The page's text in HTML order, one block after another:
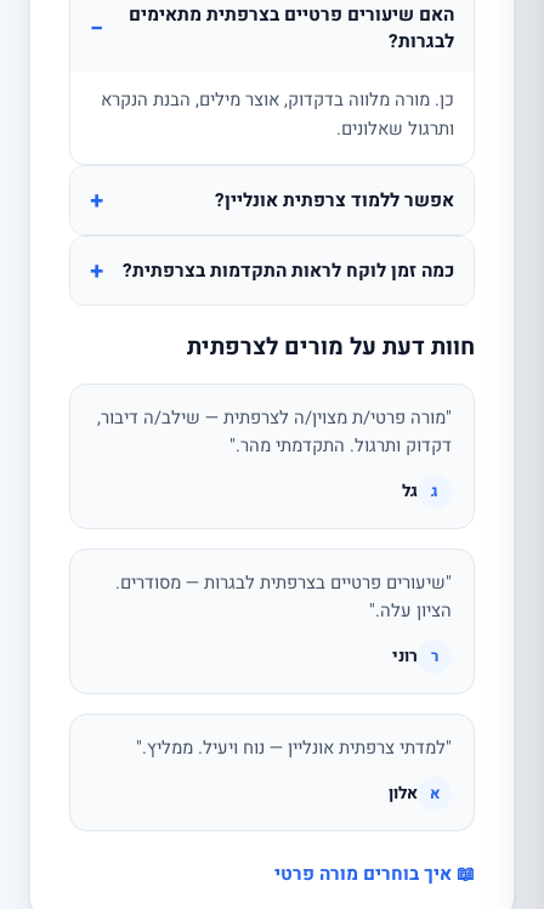
האם שיעורים פרטיים בצרפתית מתאימים
לבגרות?
−
כן. מורה מלווה בדקדוק, אוצר מילים, הבנת הנקרא
ותרגול שאלונים.
אפשר ללמוד צרפתית אונליין? +
כמה זמן לוקח לראות התקדמות בצרפתית? +
חוות דעת על מורים לצרפתית
"מורה פרטי/ת מצוין/ה לצרפתית — שילב/ה דיבור,
דקדוק ותרגול. התקדמתי מהר."
ג גל
"שיעורים פרטיים בצרפתית לבגרות — מסודרים.
הציון עלה."
ר רוני
"למדתי צרפתית אונליין — נוח ויעיל. ממליץ."
א אלון
📖 איך בוחרים מורה פרטי